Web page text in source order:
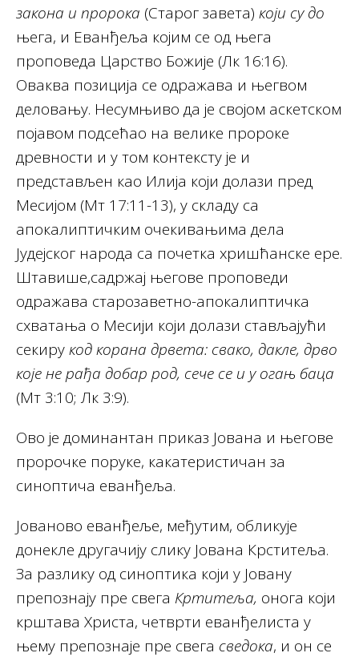
закона и пророка (Старог завета) који су до
њега, и Еванђеља којим се од њега
проповеда Царство Божије (Лк 16:16).
Оваква позиција се одражава и његвом
деловању. Несумњиво да је својом аскетском
појавом подсећао на велике пророке
древности и у том контексту је и
представљен као Илија који долази пред
Месијом (Мт 17:11-13), у складу са
апокалиптичким очекивањима дела
Јудејског народа са почетка хришћанске ере.
Штавише,садржај његове проповеди
одражава старозаветно-апокалиптичка
схватања о Месији који долази стављајући
секирукод корана дрвета: свако, дакле, дрво
које не рађа добар род, сече се и у огањ баца
(Мт 3:10; Лк 3:9).
Ово је доминантан приказ Јована и његове
пророчке поруке, какатеристичан за
синоптича еванђеља.
Јованово еванђеље, међутим, обликује
донекле другачију слику Јована Крститеља.
За разлику од синоптика који у Јовану
препознају пре свега Кртитеља, онога који
крштава Христа, четврти еванђелиста у
њему препознаје пре свега сведока, и он се